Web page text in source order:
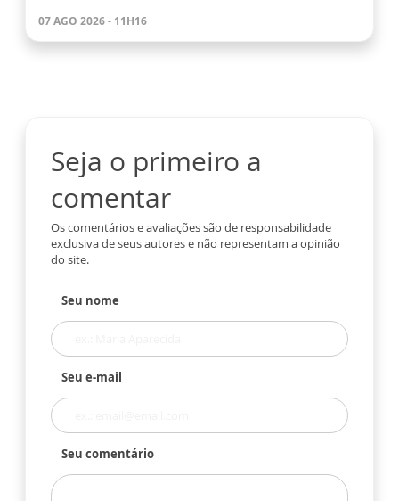
07 AGO 2026 - 11H16
Seja o primeiro a
comentar
Os comentários e avaliações são de responsabilidade
exclusiva de seus autores e não representam a opinião
do site.
Seu nome
Seu e-mail
Seu comentário